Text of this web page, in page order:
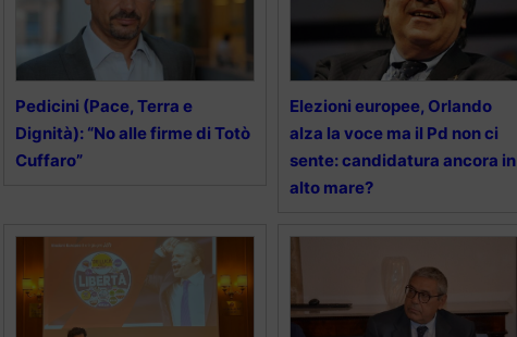
Pedicini (Pace, Terra e
Dignità): “No alle firme di Totò
Cuffaro”
Elezioni europee, Orlando
alza la voce ma il Pd non ci
sente: candidatura ancora in
alto mare?